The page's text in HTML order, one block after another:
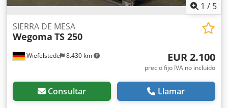
1 / 5
Wiefelstede 8.430 km
SIERRA DE MESA
Wegoma TS 250
EUR 2.100
precio fijo IVA no incluído
Consultar Llamar